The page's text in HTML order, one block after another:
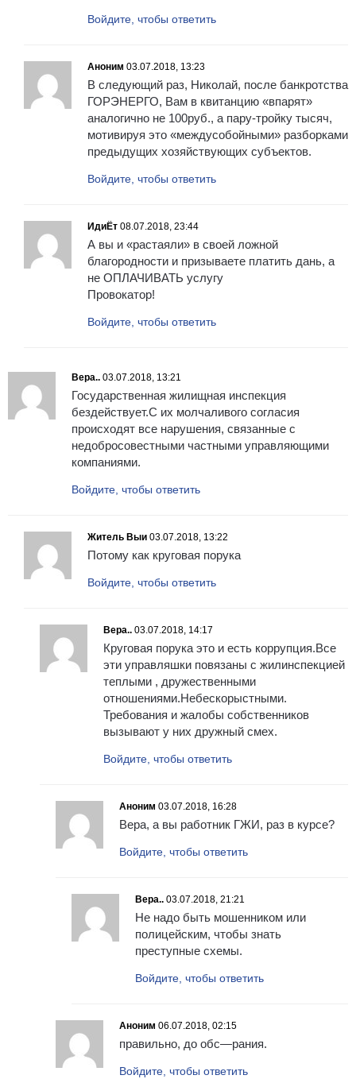
Войдите, чтобы ответить
Аноним 03.07.2018, 13:23
В следующий раз, Николай, после банкротства
ГОРЭНЕРГО, Вам в квитанцию «впарят»
аналогично не 100руб., а пару-тройку тысяч,
мотивируя это «междусобойными» разборками
предыдущих хозяйствующих субъектов.
Войдите, чтобы ответить
ИдиЁт 08.07.2018, 23:44
А вы и «растаяли» в своей ложной
благородности и призываете платить дань, а
не ОПЛАЧИВАТЬ услугу
Провокатор!
Войдите, чтобы ответить
Вера.. 03.07.2018, 13:21
Государственная жилищная инспекция
бездействует.С их молчаливого согласия
происходят все нарушения, связанные с
недобросовестными частными управляющими
компаниями.
Войдите, чтобы ответить
Житель Выи 03.07.2018, 13:22
Потому как круговая порука
Войдите, чтобы ответить
Вера.. 03.07.2018, 14:17
Круговая порука это и есть коррупция.Все
эти управляшки повязаны с жилинспекцией
теплыми , дружественными
отношениями.Небескорыстными.
Требования и жалобы собственников
вызывают у них дружный смех.
Войдите, чтобы ответить
Аноним 03.07.2018, 16:28
Вера, а вы работник ГЖИ, раз в курсе?
Войдите, чтобы ответить
Вера.. 03.07.2018, 21:21
Не надо быть мошенником или
полицейским, чтобы знать
преступные схемы.
Войдите, чтобы ответить
Аноним 06.07.2018, 02:15
правильно, до обс—рания.
Войдите, чтобы ответить